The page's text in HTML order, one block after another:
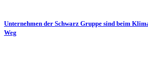
Unternehmen der Schwarz Gruppe sind beim
Weg